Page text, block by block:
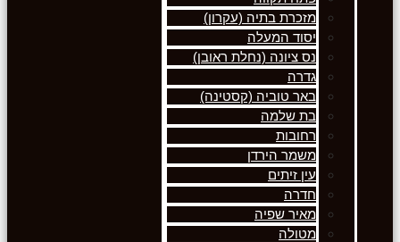
מזכרת בתיה (עקרון)
יסוד המעלה
נס ציונה (נחלת ראובן)
גדרה
באר טוביה (קסטינה)
בת שלמה
רחובות
משמר הירדן
עין זיתים
חדרה
מאיר שפיה
מטולה